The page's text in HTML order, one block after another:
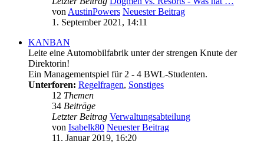
vonAustinPowers Neuester Beitrag
1. September 2021, 14:11
KANBAN
Leite eine Automobilfabrik unter der strengen Knute der
Direktorin!
Ein Managementspiel für 2 - 4 BWL-Studenten.
Unterforen: Regelfragen, Sonstiges
12 Themen
34 Beiträge
Letzter Beitrag Verwaltungsabteilung
von Isabelk80 Neuester Beitrag
11. Januar 2019, 16:20